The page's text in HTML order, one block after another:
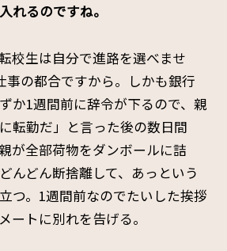
れるのですね。
校生は自分で進路を選べませ
事の都合ですから。しかも銀行
か1週間前に辞令が下るので、親
転勤だ」と言った後の数日間
が全部荷物をダンボールに詰
んどん断捨離して、あっという
つ。1週間前なのでたいした挨拶
ートに別れを告げる。